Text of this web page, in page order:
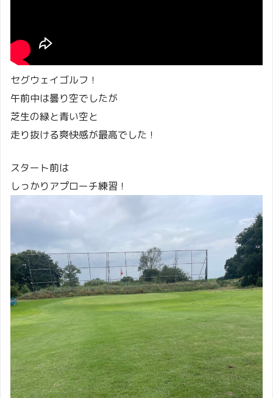
セグウェイゴルフ！
午前中は曇り空でしたが
芝生の緑と青い空と
走り抜ける爽快感が最高でした！
スタート前は
しっかりアプローチ練習！